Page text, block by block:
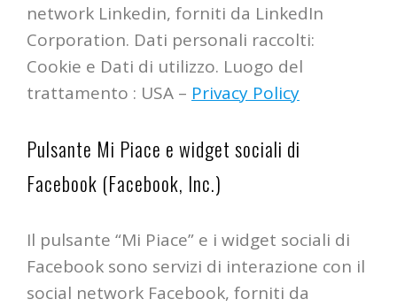
network Linkedin, forniti da LinkedIn
Corporation. Dati personali raccolti:
Cookie e Dati di utilizzo. Luogo del
trattamento : USA – Privacy Policy
Pulsante Mi Piace e widget sociali di
Facebook (Facebook, Inc.)
Il pulsante “Mi Piace” e i widget sociali di
Facebook sono servizi di interazione con il
social network Facebook, forniti da